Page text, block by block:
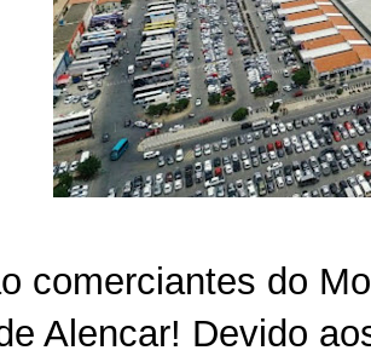
comerciantes do
Alencar! Devido